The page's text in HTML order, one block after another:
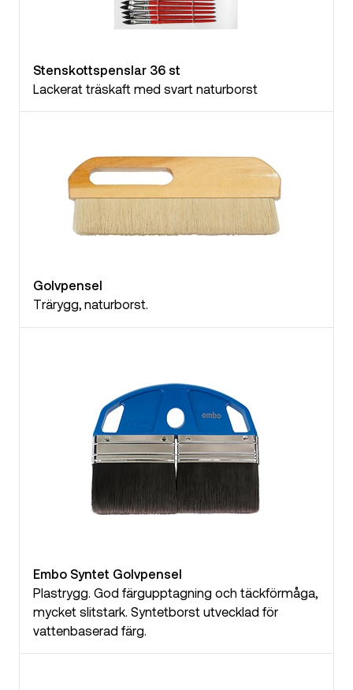
Stenskottspenslar 36 st
Lackerat träskaft med svart naturborst
Golvpensel
Trärygg, naturborst.
Embo Syntet Golvpensel
Plastrygg. God färgupptagning och täckförmåga,
mycket slitstark. Syntetborst utvecklad för
vattenbaserad färg.